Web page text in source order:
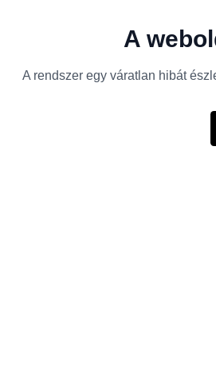
A
A rendszer egy váratlan hibát